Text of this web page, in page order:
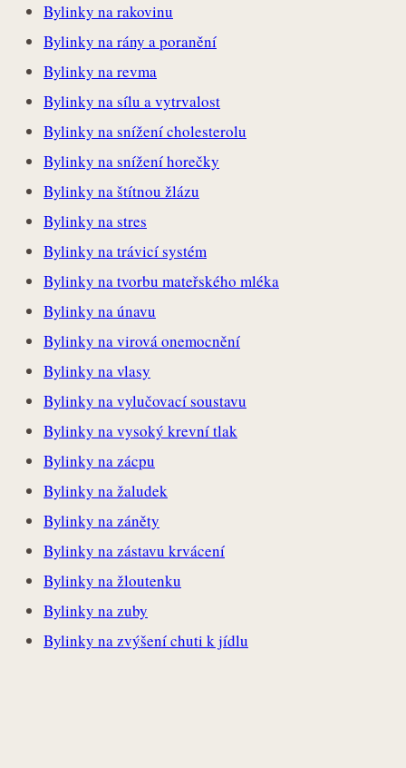
Bylinky na rakovinu
Bylinky na rány a poranění
Bylinky na revma
Bylinky na sílu a vytrvalost
Bylinky na snížení cholesterolu
Bylinky na snížení horečky
Bylinky na štítnou žlázu
Bylinky na stres
Bylinky na trávicí systém
Bylinky na tvorbu mateřského mléka
Bylinky na únavu
Bylinky na virová onemocnění
Bylinky na vlasy
Bylinky na vylučovací soustavu
Bylinky na vysoký krevní tlak
Bylinky na zácpu
Bylinky na žaludek
Bylinky na záněty
Bylinky na zástavu krvácení
Bylinky na žloutenku
Bylinky na zuby
Bylinky na zvýšení chuti k jídlu